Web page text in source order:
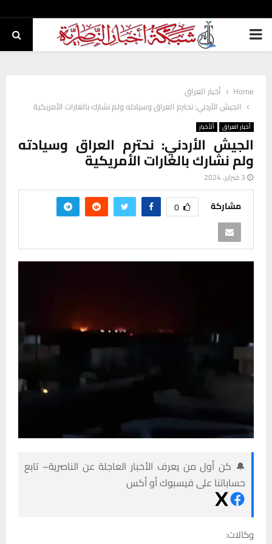
PRIMARY
Home
أخبار العراق
الجيش الأردني: نحترم العراق وسيادته ولم نشارك بالغارات الأمريكية
أخبار العراق ألأخبار
الجيش الأردني: نحترم العراق وسيادته
ولم نشارك بالغارات الأمريكية
3 فبراير، 2024
مشاركة 0
🔔 كن أول من يعرف الأخبار العاجلة عن الناصرية– تابع
حساباتنا على فيسبوك أو أكس
وكالات: